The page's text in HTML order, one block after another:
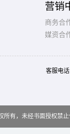
营销
商务合
媒资合
客服电
所有，未经书面授权